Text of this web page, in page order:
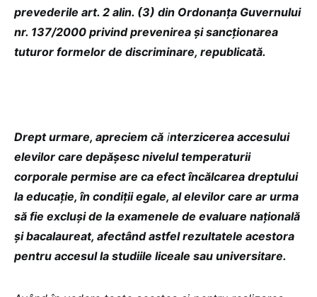
prevederile art. 2 alin. (3) din Ordonanța Guvernului
nr. 137/2000 privind prevenirea şi sancţionarea
tuturor formelor de discriminare, republicată.
Drept urmare, apreciem că interzicerea accesului
elevilor care depășesc nivelul temperaturii
corporale permise are ca efect încălcarea dreptului
la educație, în condiții egale, al elevilor care ar urma
să fie excluși de la examenele de evaluare națională
și bacalaureat, afectând astfel rezultatele acestora
pentru accesul la studiile liceale sau universitare.